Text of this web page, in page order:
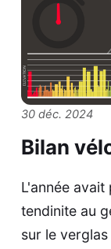
30 déc. 2024
Bilan
L'année
tendinite au
sur le